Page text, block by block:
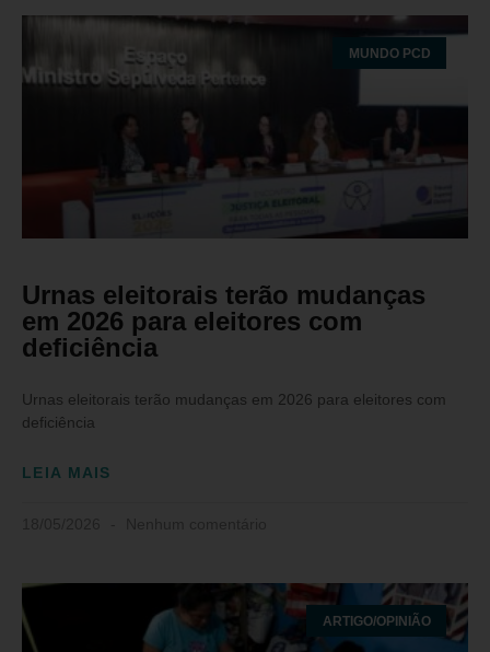
MUNDO PCD
Urnas eleitorais terão mudanças
em 2026 para eleitores com
deficiência
Urnas eleitorais terão mudanças em 2026 para eleitores com
deficiência
LEIA MAIS
ARTIGO/OPINIÃO